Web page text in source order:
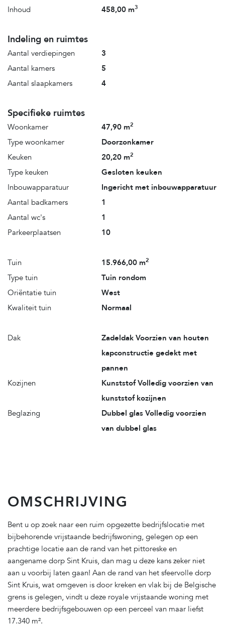
Inhoud 458,00 m3
Indeling en ruimtes
Aantal verdiepingen
3
Aantal kamers
5
Aantal slaapkamers
4
Specifieke ruimtes
Woonkamer 47,90 m2
Type woonkamer
Doorzonkamer
Keuken
20,20 m2
Type keuken
Gesloten keuken
Inbouwapparatuur
Ingericht met inbouwapparatuur
Aantal badkamers
1
Aantal wc's
1
Parkeerplaatsen
10
Tuin 15.966,00 m2
Type tuin
Tuin rondom
Oriëntatie tuin
West
Kwaliteit tuin
Normaal
Dak
Zadeldak Voorzien van houten
kapconstructie gedekt met
pannen
Kozijnen
Kunststof Volledig voorzien van
kunststof kozijnen
Beglazing
Dubbel glas Volledig voorzien
van dubbel glas
OMSCHRIJVING
Bent u op zoek naar een ruim opgezette bedrijfslocatie met
bijbehorende vrijstaande bedrijfswoning, gelegen op een
prachtige locatie aan de rand van het pittoreske en
aangename dorp Sint Kruis, dan mag u deze kans zeker niet
aan u voorbij laten gaan! Aan de rand van het sfeervolle dorp
Sint Kruis, wat omgeven is door kreken en vlak bij de Belgische
grens is gelegen, vindt u deze royale vrijstaande woning met
meerdere bedrijfsgebouwen op een perceel van maar liefst
17.340 m².